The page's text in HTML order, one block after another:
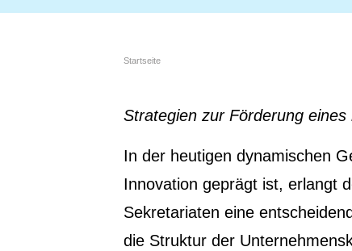
Startseite
Strategien zur Förderung
In der heutigen dynamischen
Innovation geprägt ist, erlangt
Sekretariaten eine
die Struktur der